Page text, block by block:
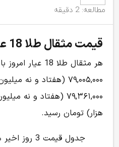
مطالعه: 2 دقیقه
قیمت مثقال طلا 18 عیار امروز
۷۹,۰۰۵,۰۰۰ (هفتاد و نه
۷۹,۳۶۱,۰۰۰ (هفتاد
هزار) تومان رسید.
جدول قیمت 3 روز اخیر هر مثقال طلا 18 عیار